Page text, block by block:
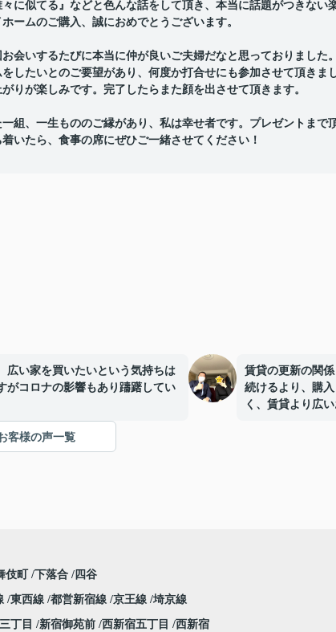
々に似てる』などと色んな話をして頂き、本当に話題がつきない
ホームのご購入、誠におめでとうございます。
お会いするたびに本当に仲が良いご夫婦だなと思っておりました
をしたいとのご要望があり、何度か打合せにも参加させて頂きま
りが楽しみです。完了したらまた顔を出させて頂きます。
一組、一生もののご縁があり、私は幸せ者です。プレゼントまで
いたら、食事の席にぜひご一緒させてください！
広い家を買いたいという気持ちは
がコロナの影響もあり躊躇してい
当の玉元さんが将来のこと、今で
身になって一緒に考えてくれまし
達を呼んだりすることが楽しみで
店を見つけたら、是非一緒に行き
賃貸の更新の関
続けるより、購
く、賃貸より広
客様の声一覧
伎町 下落合 四谷
東西線 都営新宿線 京王線 埼京線
丁目 新宿御苑前 西新宿五丁目 西新宿